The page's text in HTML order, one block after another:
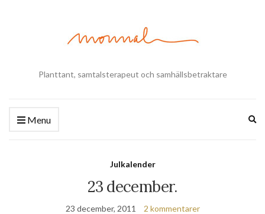
Planttant, samtalsterapeut och samhällsbetraktare
Menu
Julkalender
23 december.
23 december, 2011 2 kommentarer